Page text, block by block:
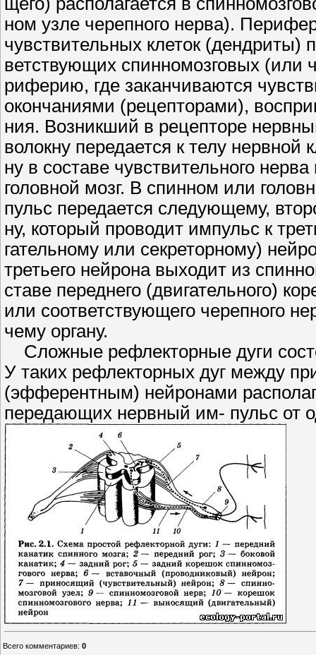
ном узле черепного нерва).
чувствительных клеток (дендриты)
ветствующих спинномозговых (или
риферию, где заканчиваются
окончаниями (рецепторами),
ния. Возникший в рецепторе
волокну передается к телу нервной
ну в составе чувствительного
головной мозг. В спинном или
пульс передается следующему,
ну, который проводит импульс к
гательному или секреторному)
третьего нейрона выходит из
ставе переднего (двигательного)
или соответствующего черепного
чему органу.
Сложные рефлекторные дуги
У таких рефлекторных дуг между
(эфферентным) нейронами
передающих нервный им- пульс от
Всего комментариев: 0